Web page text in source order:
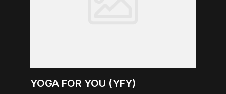
YOGA FOR YOU (YFY)